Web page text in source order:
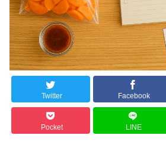
Twitter Facebook
Pocket LINE